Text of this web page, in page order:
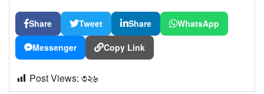
Share Tweet Share WhatsApp
Messenger Copy Link
Post Views: ৩২৬